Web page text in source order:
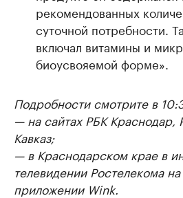
рекомендованных
суточной потребности.
включал витамины и
биоусвояемой форме».
Подробности смотрите в
— на сайтах РБК Краснодар,
Кавказ;
— в Краснодарском крае в
телевидении Ростелекома
приложении Wink.